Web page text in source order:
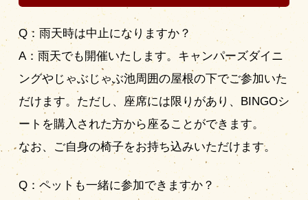
Q：雨天時は中止になりますか？
A：雨天でも開催いたします。キャンパーズダイニ
ングやじゃぶじゃぶ池周囲の屋根の下でご参加いた
だけます。ただし、座席には限りがあり、BINGOシ
ートを購入された方から座ることができます。
なお、ご自身の椅子をお持ち込みいただけます。
Q：ペットも一緒に参加できますか？